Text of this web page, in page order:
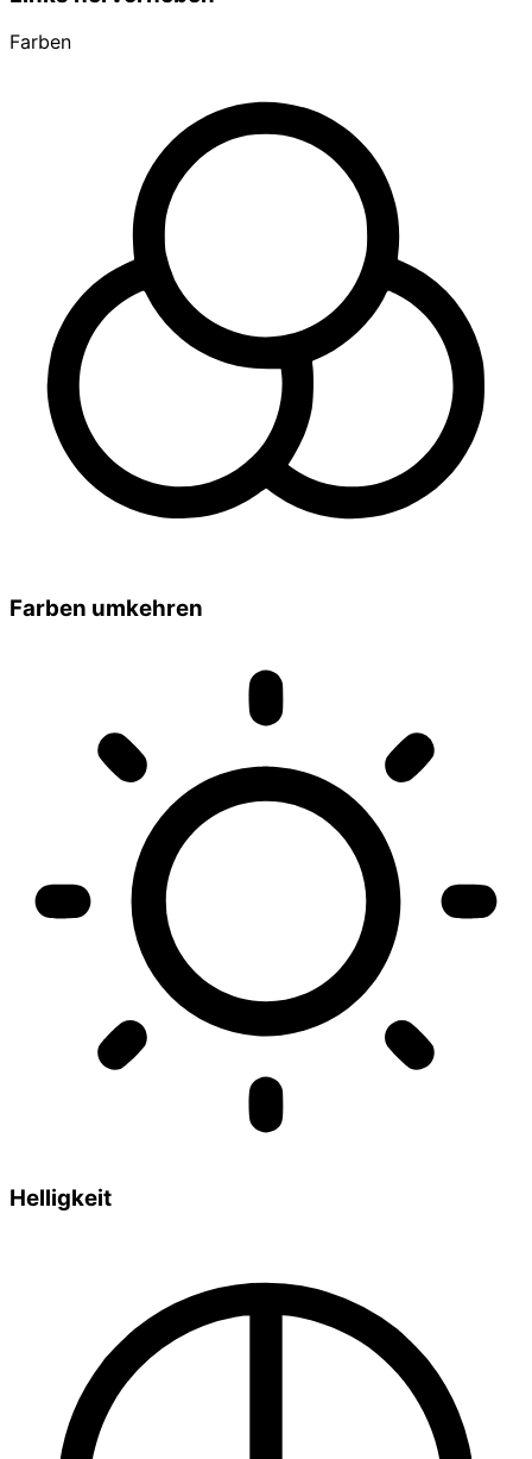
Farben
Farben umkehren
Helligkeit